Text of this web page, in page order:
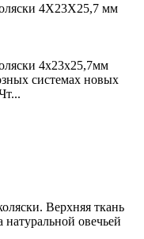
4Х23Х25,7 мм
4х23х25,7мм
системах новых
Верхняя ткань
овечьей